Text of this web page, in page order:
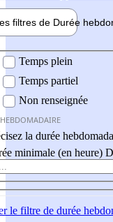
filtres de Durée hebdo
Temps plein
Temps partiel
Non renseignée
la durée
minimale (en heure)
le filtre de durée